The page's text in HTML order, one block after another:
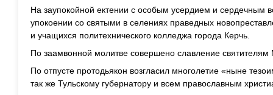
На заупокойной ектении с особым усердием и сердечным
упокоении со святыми в селениях праведных
и учащихся политехнического колледжа города Керчь.
По заамвонной молитве совершено славление святителям
По отпусте протодьякон возгласил многолетие «ныне
так же Тульскому губернатору и всем православным